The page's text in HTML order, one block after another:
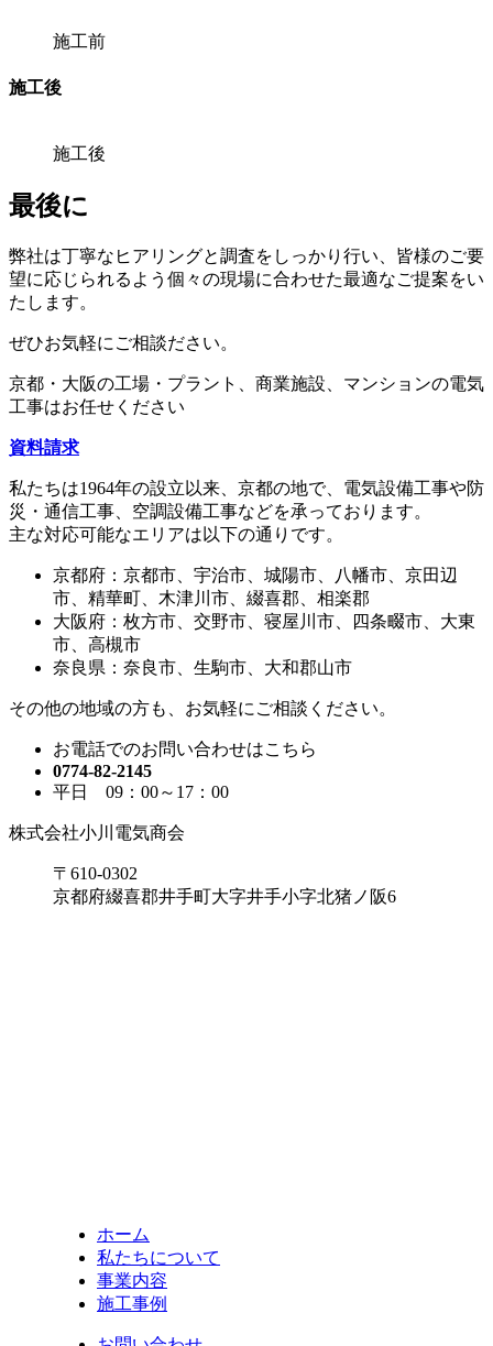
施工前
施工後
施工後
最後に
弊社は丁寧なヒアリングと調査をしっかり行い、皆様のご要
望に応じられるよう個々の現場に合わせた最適なご提案をい
たします。
ぜひお気軽にご相談ださい。
京都・大阪の工場・プラント、 商業施設、マンションの電気
工事はお任せください
資料請求
私たちは1964年の設立以来、 京都の地で、 電気設備工事や防
災・通信工事、 空調設備工事などを承っております。
主な対応可能なエリアは 以下の通りです。
京都府： 京都市、宇治市、城陽市、八幡市、京田辺
市、精華町、木津川市、綴喜郡、相楽郡
大阪府： 枚方市、交野市、寝屋川市、四条畷市、大東
市、高槻市
奈良県： 奈良市、生駒市、大和郡山市
その他の地域の方も、 お気軽にご相談ください。
お電話でのお問い合わせはこちら
0774-82-2145
平日 09：00～17：00
株式会社小川電気商会
〒610-0302
京都府綴喜郡井手町大字井手小字北猪ノ阪6
ホーム
私たちについて
事業内容
施工事例